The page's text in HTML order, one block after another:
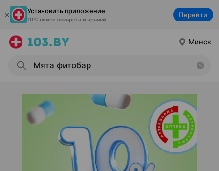
Установить приложение
103: поиск лекарств и врачей
Перейти
Минск